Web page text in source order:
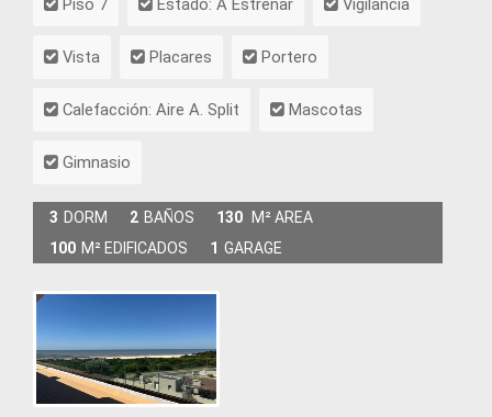
Piso 7 Estado: A Estrenar Vigilancia
Vista Placares Portero
Calefacción: Aire A. Split Mascotas
Gimnasio
3 DORM 2 BAÑOS 130
M² AREA
100 M² EDIFICADOS 1 GARAGE